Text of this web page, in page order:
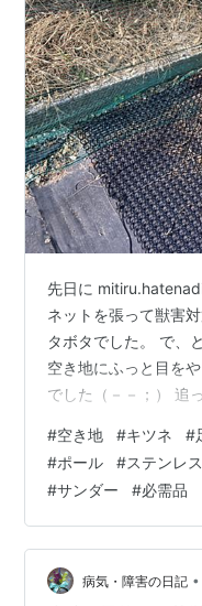
先日に
ネットを張って獣害
タボタでした。 で、
空き地にふっと目を
でした（－－；） 追
逃げました（－－；
置 迷う事なくココか
りしてた模様。 なの
Φ12.7ｍｍで全長
コレに固定時の滑り
#空き地 #キツネ #
#ポール #ステンレ
#サンダー #必需品
病気・障害の日記 •